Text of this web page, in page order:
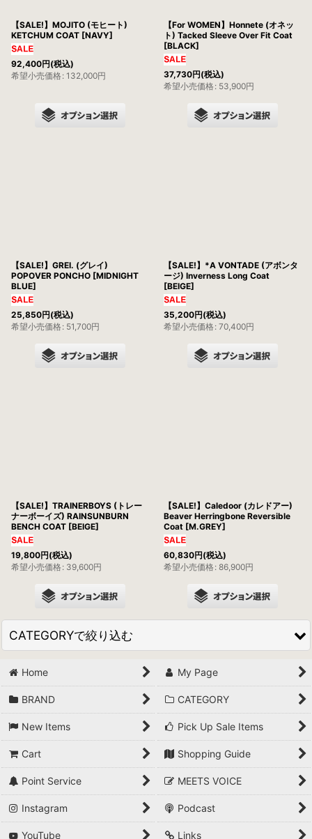
【SALE!】MOJITO (モヒート)
KETCHUM COAT [NAVY]
92,400円(税込)
希望小売価格 : 132,000円
【For WOMEN】Honnete (オネッ
ト) Tacked Sleeve Over Fit Coat
[BLACK]
37,730円(税込)
希望小売価格 : 53,900円
【SALE!】GREI. (グレイ)
POPOVER PONCHO [MIDNIGHT
BLUE]
25,850円(税込)
希望小売価格 : 51,700円
【SALE!】*A VONTADE (アボンタ
ージ) Inverness Long Coat
[BEIGE]
35,200円(税込)
希望小売価格 : 70,400円
【SALE!】TRAINERBOYS (トレー
ナーボーイズ) RAINSUNBURN
BENCH COAT [BEIGE]
19,800円(税込)
希望小売価格 : 39,600円
【SALE!】Caledoor (カレドアー)
Beaver Herringbone Reversible
Coat [M.GREY]
60,830円(税込)
希望小売価格 : 86,900円
CATEGORYで絞り込む
JACKET
OUTDOOR JACKET&VEST
VEST
SHIRTS
CUT & SEWN
Home My Page
BRAND CATEGORY
New Items Pick Up Sale Items
Cart Shopping Guide
Point Service MEETS VOICE
Instagram Podcast
YouTube Links